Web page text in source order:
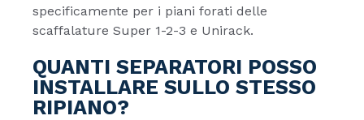
specificamente per i piani forati delle
scaffalature Super 1-2-3 e Unirack.
QUANTI SEPARATORI POSSO
INSTALLARE SULLO STESSO
RIPIANO?